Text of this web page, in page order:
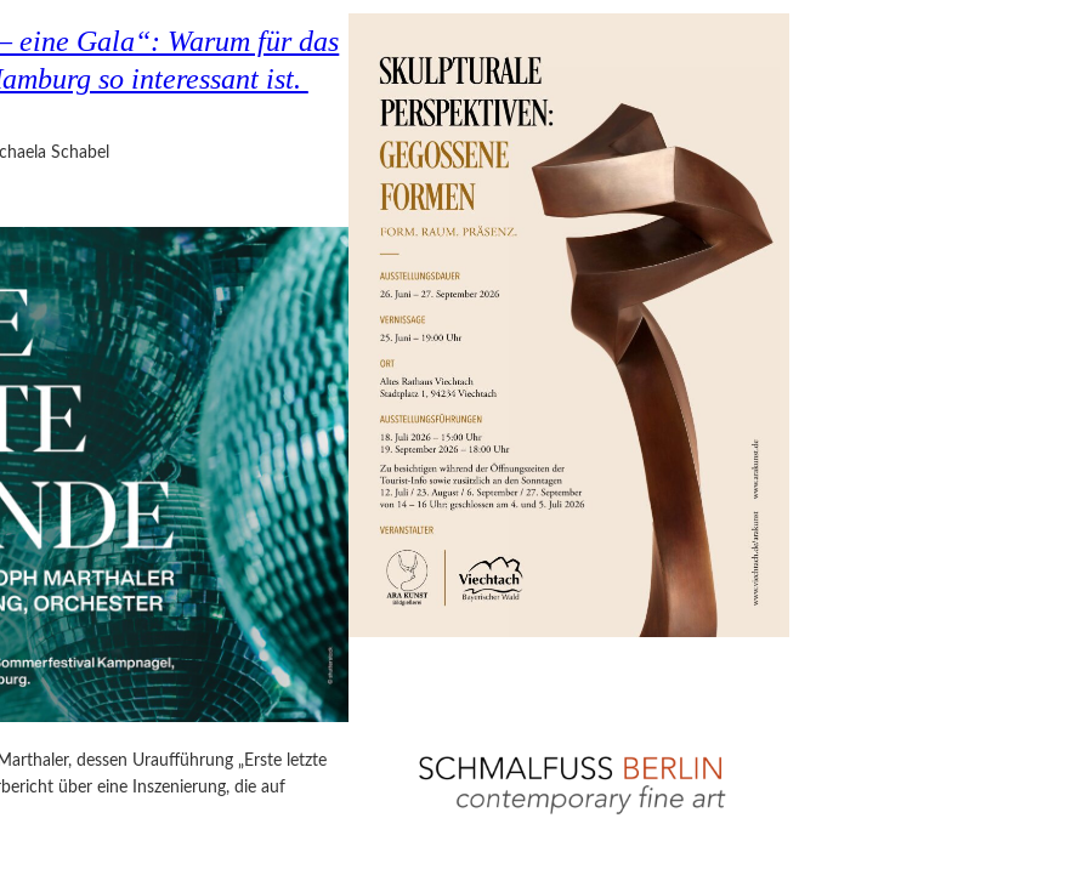
eine Gala“: Warum für das
so interessant ist.
Schabel
dessen Uraufführung „Erste letzte
über eine Inszenierung, die auf